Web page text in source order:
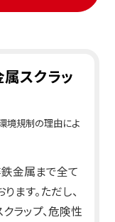
スクラッ
境規制の理由によ
鉄金属まで全て
ます。ただし、
ラップ、危険性